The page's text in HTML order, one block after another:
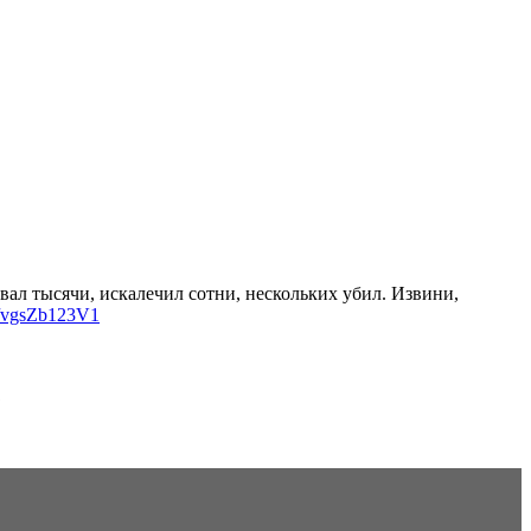
тысячи, искалечил сотни, нескольких убил. Извини,